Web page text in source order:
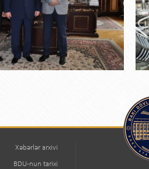
Xəbərlər arxivi
BDU-nun tarixi